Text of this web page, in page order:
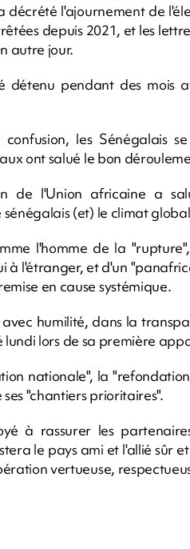
l'ajournement de
depuis 2021, et les
autre jour.
détenu pendant des mois
les Sénégalais
ont salué le bon
de l'Union africaine a
(et) le climat
l'homme de la
à l'étranger, et d'un
en cause systémique.
humilité, dans la
lors de sa première
nationale", la
"chantiers prioritaires".
à rassurer les
le pays ami et l'allié sûr
vertueuse,